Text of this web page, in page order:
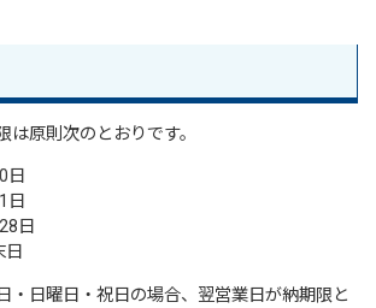
は原則次のとおりです。
日
日
日
・日曜日・祝日の場合、翌営業日が納期限と